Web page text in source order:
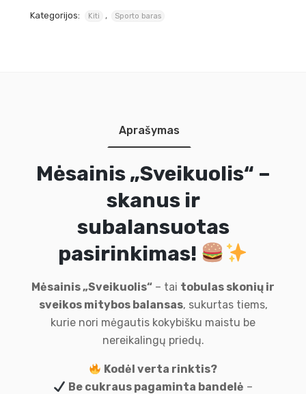
Kategorijos: Kiti , Sporto baras
Aprašymas
Mėsainis „Sveikuolis“ –
skanus ir
subalansuotas
pasirinkimas!
Mėsainis „Sveikuolis“ – tai tobulas skonių ir
sveikos mitybos balansas, sukurtas tiems,
kurie nori mėgautis kokybišku maistu be
nereikalingų priedų.
Kodėl verta rinktis?
Be cukraus pagaminta bandelė –